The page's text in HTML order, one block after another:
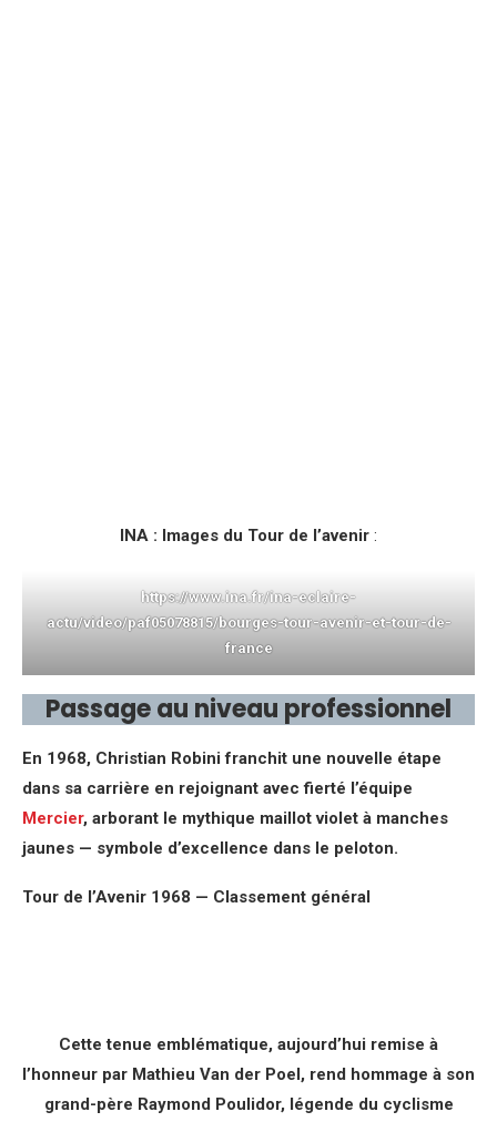
INA : Images du Tour de l’avenir :
https://www.ina.fr/ina-eclaire-
actu/video/paf05078815/bourges-tour-avenir-et-tour-de-
france
Passage au niveau professionnel
En 1968, Christian Robini franchit une nouvelle étape
dans sa carrière en rejoignant avec fierté l’équipe
Mercier, arborant le mythique maillot violet à manches
jaunes — symbole d’excellence dans le peloton.
Tour de l’Avenir 1968 — Classement général
Cette tenue emblématique, aujourd’hui remise à
l’honneur par Mathieu Van der Poel, rend hommage à son
grand-père Raymond Poulidor, légende du cyclisme